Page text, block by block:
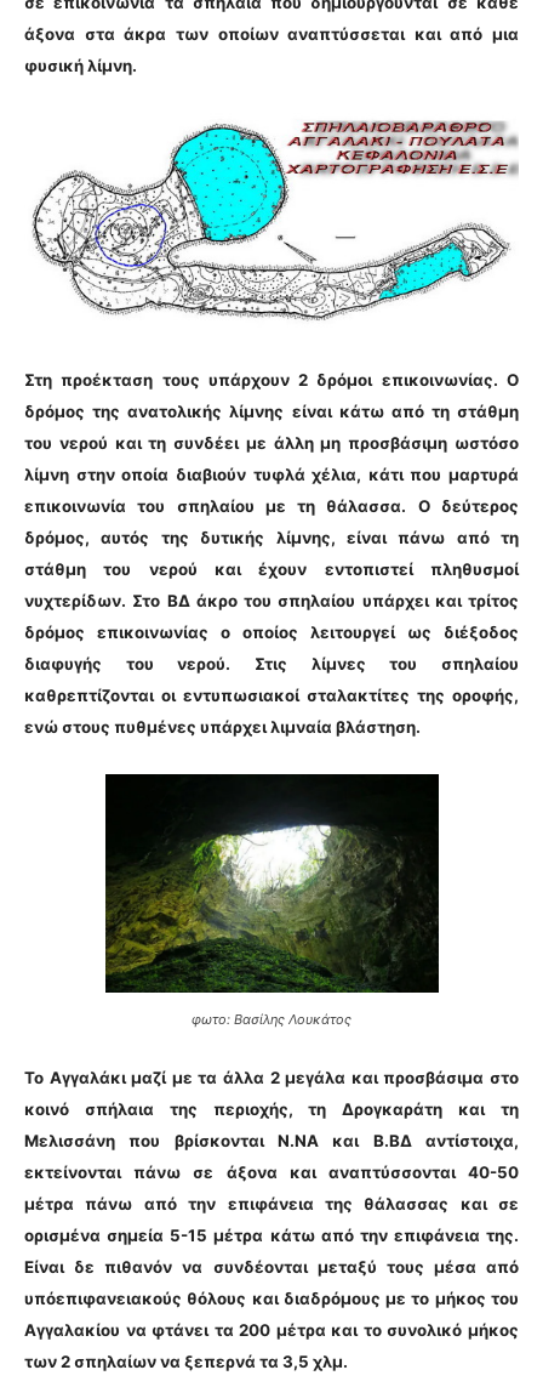
άξονα στα άκρα των οποίων αναπτύσσεται και από μια
φυσική λίμνη.
Στη προέκταση τους υπάρχουν 2 δρόμοι επικοινωνίας. Ο
δρόμος της ανατολικής λίμνης είναι κάτω από τη στάθμη
του νερού και τη συνδέει με άλλη μη προσβάσιμη ωστόσο
λίμνη στην οποία διαβιούν τυφλά χέλια, κάτι που μαρτυρά
επικοινωνία του σπηλαίου με τη θάλασσα. Ο δεύτερος
δρόμος, αυτός της δυτικής λίμνης, είναι πάνω από τη
στάθμη του νερού και έχουν εντοπιστεί πληθυσμοί
νυχτερίδων. Στο ΒΔ άκρο του σπηλαίου υπάρχει και τρίτος
δρόμος επικοινωνίας ο οποίος λειτουργεί ως διέξοδος
διαφυγής του νερού. Στις λίμνες του σπηλαίου
καθρεπτίζονται οι εντυπωσιακοί σταλακτίτες της οροφής,
ενώ στους πυθμένες υπάρχει λιμναία βλάστηση.
φωτο: Βασίλης Λουκάτος
Το Αγγαλάκι μαζί με τα άλλα 2 μεγάλα και προσβάσιμα στο
κοινό σπήλαια της περιοχής, τη Δρογκαράτη και τη
Μελισσάνη που βρίσκονται Ν.ΝΑ και Β.ΒΔ αντίστοιχα,
εκτείνονται πάνω σε άξονα και αναπτύσσονται 40-50
μέτρα πάνω από την επιφάνεια της θάλασσας και σε
ορισμένα σημεία 5-15 μέτρα κάτω από την επιφάνεια της.
Είναι δε πιθανόν να συνδέονται μεταξύ τους μέσα από
υπόεπιφανειακούς θόλους και διαδρόμους με το μήκος του
Αγγαλακίου να φτάνει τα 200 μέτρα και το συνολικό μήκος
των 2 σπηλαίων να ξεπερνά τα 3,5 χλμ.